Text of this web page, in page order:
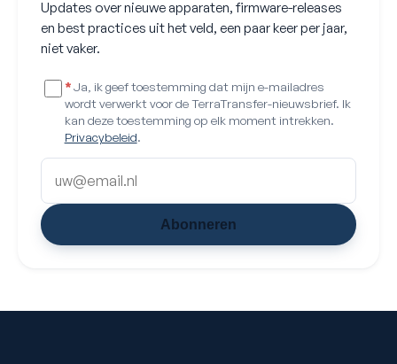
Updates over nieuwe apparaten, firmware-releases
en best practices uit het veld, een paar keer per jaar,
niet vaker.
*Ja, ik geef toestemming dat mijn e-mailadres
wordt verwerkt voor de TerraTransfer-nieuwsbrief. Ik
kan deze toestemming op elk moment intrekken.
Privacybeleid.
Abonneren